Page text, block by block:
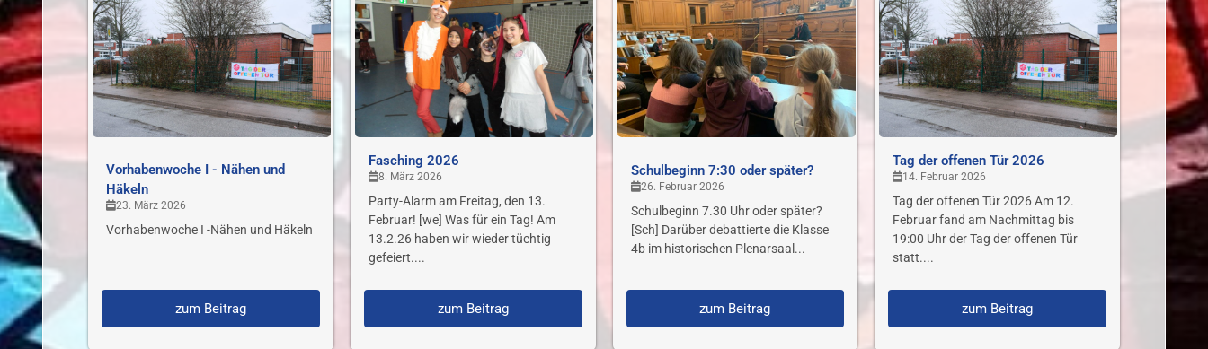
Vorhabenwoche I - Nähen und
Häkeln
23. März 2026
Vorhabenwoche I -Nähen und Häkeln
zum Beitrag
Fasching 2026
8. März 2026
Party-Alarm am Freitag, den 13.
Februar! [we] Was für ein Tag! Am
13.2.26 haben wir wieder tüchtig
gefeiert....
zum Beitrag
Schulbeginn 7:30 oder später?
26. Februar 2026
Schulbeginn 7.30 Uhr oder später?
[Sch] Darüber debattierte die Klasse
4b im historischen Plenarsaal...
zum Beitrag
Tag der offenen Tür 2026
14. Februar 2026
Tag der offenen Tür 2026 Am 12.
Februar fand am Nachmittag bis
19:00 Uhr der Tag der offenen Tür
statt....
zum Beitrag